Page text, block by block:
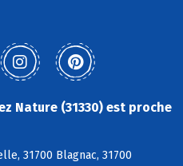
Nature (31330) est proche
31700 Blagnac, 31700